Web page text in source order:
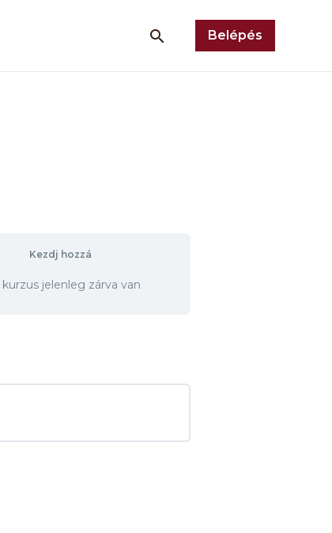
Belépés
Kezdj hozzá
kurzus jelenleg zárva van